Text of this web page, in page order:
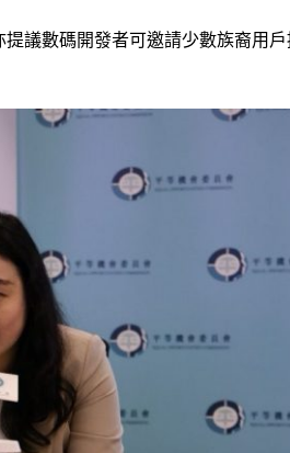
提議數碼開發者可邀請少數族裔用